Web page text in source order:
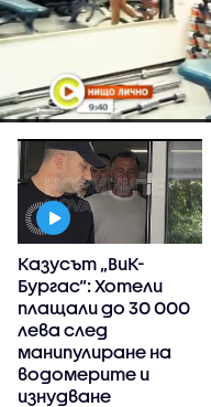
Казусът „ВиК-
Бургас“: Хотели
плащали до 30 000
лева след
манипулиране на
водомерите и
изнудване